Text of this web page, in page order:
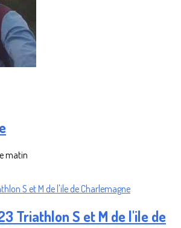
matin
Triathlon S et M de l'ile de